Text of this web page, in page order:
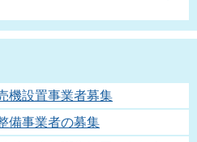
機設置事業者募集
備事業者の募集